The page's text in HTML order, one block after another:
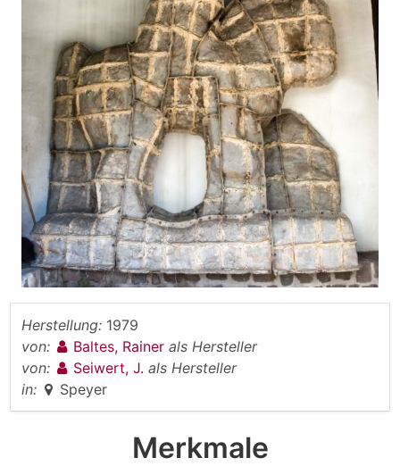
Herstellung: 1979
von:
Baltes, Rainer als Hersteller
von:
Seiwert, J. als Hersteller
in:
Speyer
Merkmale